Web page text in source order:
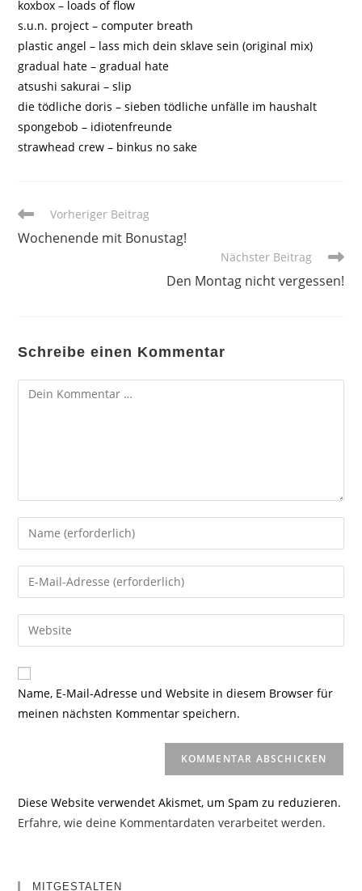
koxbox – loads of flow
s.u.n. project – computer breath
plastic angel – lass mich dein sklave sein (original mix)
gradual hate – gradual hate
atsushi sakurai – slip
die tödliche doris – sieben tödliche unfälle im haushalt
spongebob – idiotenfreunde
strawhead crew – binkus no sake
Weitere
ansehen
Vorheriger Beitrag
Wochenende mit Bonustag!
Nächster Beitrag
Den Montag nicht vergessen!
Schreibe einen Kommentar
Kommentar
Gib
deinen
Namen
oder
zum
Kommentieren
ein
Gib
deine
E-
Mail-
zum
Kommentieren
ein
Gib
deine
Website-
URL
Name, E-Mail-Adresse und Website in diesem Browser für
meinen nächsten Kommentar speichern.
Diese Website verwendet Akismet, um Spam zu reduzieren.
Erfahre, wie deine Kommentardaten verarbeitet werden.
MITGESTALTEN